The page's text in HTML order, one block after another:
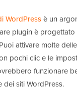
WordPressè un
plugin è progettato
attivare molte
pochi clic e le
funzionare
dei siti WordPress.